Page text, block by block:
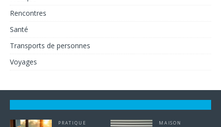
Rencontres
Santé
Transports de personnes
Voyages
PRATIQUE MAISON